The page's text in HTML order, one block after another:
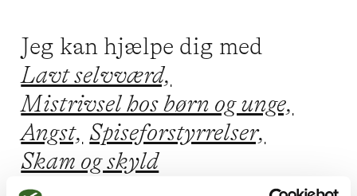
Jeg kan hjælpe dig med
Lavt selvværd,
Mistrivsel hos børn og unge,
Angst, Spiseforstyrrelser,
Skam og skyld